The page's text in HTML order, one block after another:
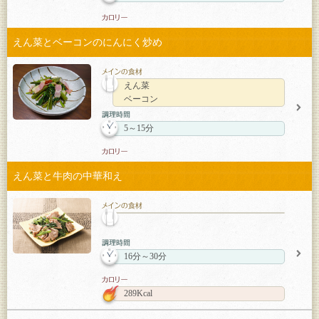
えん菜とベーコンのにんにく炒め
えん菜
ベーコン
5～15分
えん菜と牛肉の中華和え
16分～30分
289Kcal